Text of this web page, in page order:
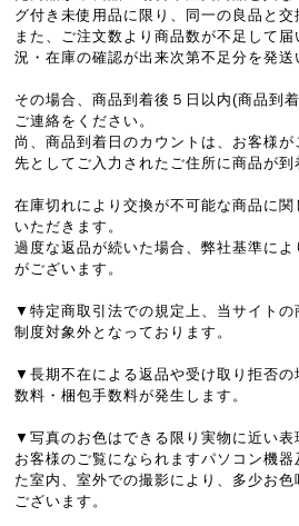
グ付き未使用品に限り、同一の良品と交
また、ご注文数より商品数が不足して
況・在庫の確認が出来次第不足分を発送
その場合、商品到着後５日以内(商品到
ご連絡をください。
尚、商品到着日のカウントは、お客様
先としてご入力されたご住所に商品が到
在庫切れにより交換が不可能な商品に
いただきます。
過度な返品が続いた場合、弊社基準に
がございます。
▼特定商取引法での規定上、当サイトの
制度対象外となっております。
▼長期不在による返品や受け取り拒否の
数料・梱包手数料が発生します。
▼写真のお色はできる限り実物に近い表
お客様のご覧になられますパソコン機
た室内、室外での撮影により、多少お
ございます。